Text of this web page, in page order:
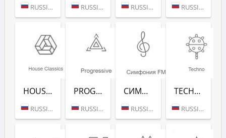
RUSSIA (MOSCOW) RUSSIA (MOSCOW) RUSSIA (MOSCOW) RUSSIA (MOSCOW)
HOUSE CLASSICS (РАДИО РЕКОРД)
RUSSIA (MOSCOW)
PROGRESSIVE (РАДИО РЕКОРД)
RUSSIA (MOSCOW)
СИМФОНИЯ FM (РАДИО РЕКОРД)
RUSSIA (MOSCOW)
TECHNO (РАДИО РЕКОРД)
RUSSIA (MOSCOW)